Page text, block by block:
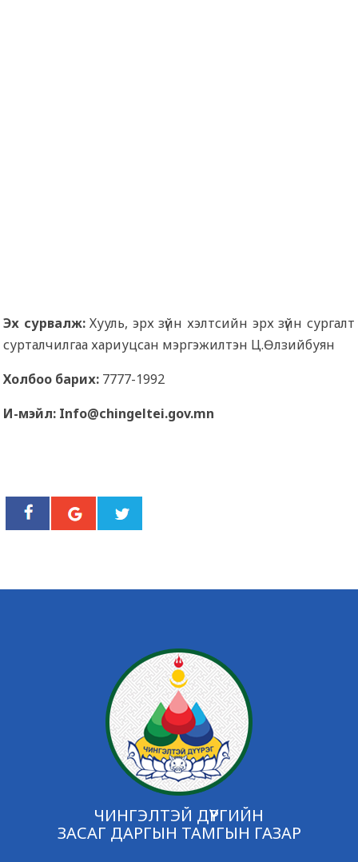
Эх сурвалж:Хууль, эрх зүйн хэлтсийн эрх зүйн сургалт
сурталчилгаа хариуцсан мэргэжилтэн Ц.Өлзийбуян
Холбоо барих: 7777-1992
И-мэйл: Info@chingeltei.gov.mn
ЧИНГЭЛТЭЙ ДҮҮРГИЙН
ЗАСАГ ДАРГЫН ТАМГЫН ГАЗАР